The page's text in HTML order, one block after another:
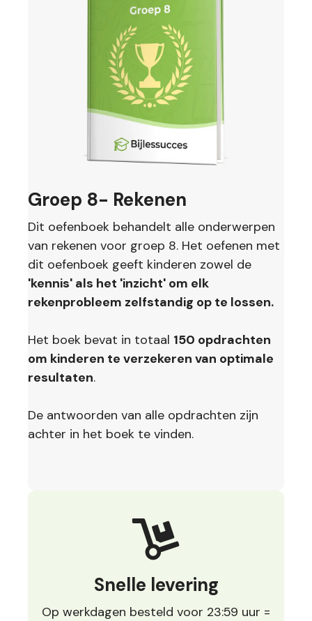
Groep 8- Rekenen
Dit oefenboek behandelt alle onderwerpen
van rekenen voor groep 8. Het oefenen met
dit oefenboek geeft kinderen zowel de
'kennis' als het 'inzicht' om elk
rekenprobleem zelfstandig op te lossen.
Het boek bevat in totaal 150 opdrachten
om kinderen te verzekeren van optimale
resultaten.
De antwoorden van alle opdrachten zijn
achter in het boek te vinden.
Snelle levering
Op werkdagen besteld voor 23:59 uur =